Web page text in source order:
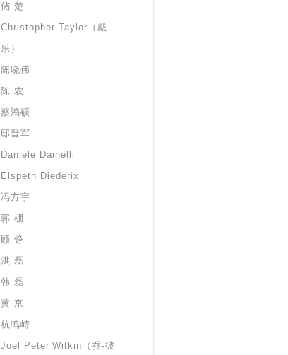
储 楚
Christopher Taylor（戴
乐）
陈晓伟
陈 农
蔡鸿硕
邸晋军
Daniele Dainelli
Elspeth Diederix
冯方宇
郭 棚
顾 铮
洪 磊
韩 磊
黄 京
杭鸣峙
Joel Peter Witkin（乔-彼